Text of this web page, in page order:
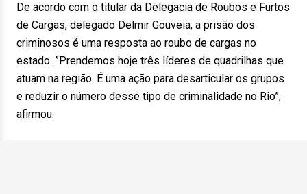
De acordo com o titular da Delegacia de Roubos e Furtos
de Cargas, delegado Delmir Gouveia, a prisão dos
criminosos é uma resposta ao roubo de cargas no
estado. ”Prendemos hoje três líderes de quadrilhas que
atuam na região. É uma ação para desarticular os grupos
e reduzir o número desse tipo de criminalidade no Rio”,
afirmou.